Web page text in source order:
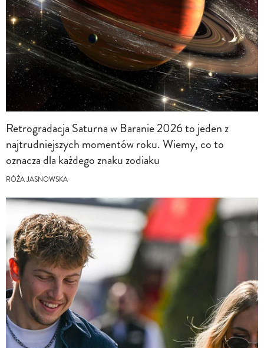
Retrogradacja Saturna w Baranie 2026 to jeden z
najtrudniejszych momentów roku. Wiemy, co to
oznacza dla każdego znaku zodiaku
RÓŻA JASNOWSKA